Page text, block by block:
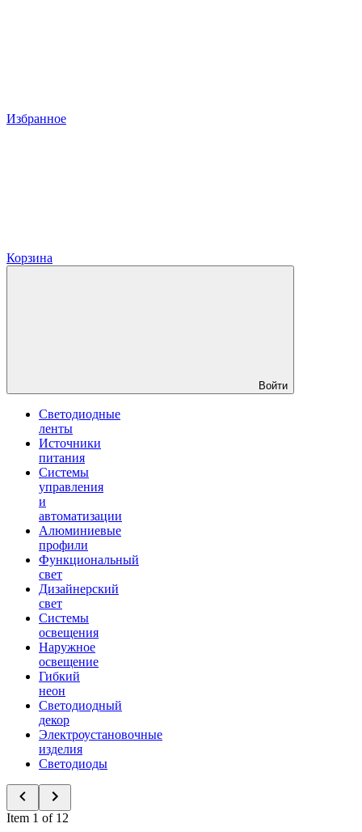
Избранное
Корзина
Войти
Светодиодные
ленты
Источники
питания
Системы
управления
и
автоматизации
Алюминиевые
профили
Функциональный
свет
Дизайнерский
свет
Системы
освещения
Наружное
освещение
Гибкий
неон
Светодиодный
декор
Электроустановочные
изделия
Светодиоды
Item 1 of 12